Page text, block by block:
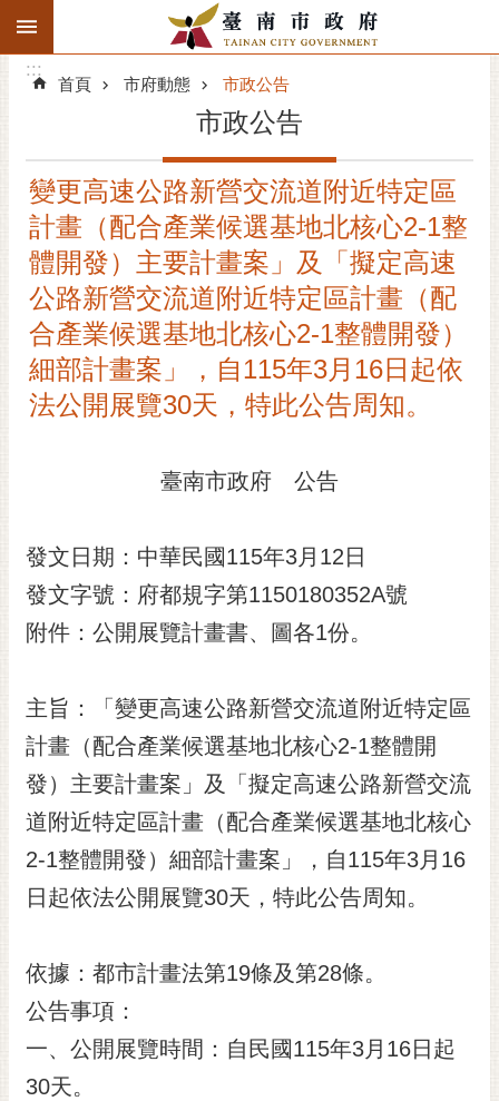
跳到主要內容區塊
搜
階
精彩府城
市府動態
市府團隊
主題服務
市政資訊
偉
螢
光
泉
桐
花
祭
網
站
導
訂
RSS
閱
:::
:::
首頁 市府動態 市政公告
市政公告
變更高速公路新營交流道附近特定區
計畫（配合產業候選基地北核心2-1整
體開發）主要計畫案」及「擬定高速
公路新營交流道附近特定區計畫（配
合產業候選基地北核心2-1整體開發）
細部計畫案」，自115年3月16日起依
法公開展覽30天，特此公告周知。
臺南市政府 公告
發文日期：中華民國115年3月12日
發文字號：府都規字第1150180352A號
附件：公開展覽計畫書、圖各1份。
主旨：「變更高速公路新營交流道附近特定區
計畫（配合產業候選基地北核心2-1整體開
發）主要計畫案」及「擬定高速公路新營交流
道附近特定區計畫（配合產業候選基地北核心
2-1整體開發）細部計畫案」，自115年3月16
日起依法公開展覽30天，特此公告周知。
依據：都市計畫法第19條及第28條。
公告事項：
一、公開展覽時間：自民國115年3月16日起
30天。